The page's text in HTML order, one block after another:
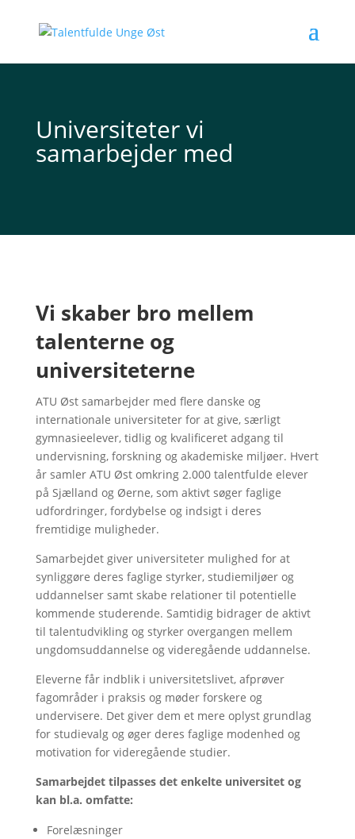
Universiteter vi
samarbejder med
Vi skaber bro mellem
talenterne og
universiteterne
ATU Øst samarbejder med flere danske og
internationale universiteter for at give, særligt
gymnasieelever, tidlig og kvalificeret adgang til
undervisning, forskning og akademiske miljøer. Hvert
år samler ATU Øst omkring 2.000 talentfulde elever
på Sjælland og Øerne, som aktivt søger faglige
udfordringer, fordybelse og indsigt i deres
fremtidige muligheder.
Samarbejdet giver universiteter mulighed for at
synliggøre deres faglige styrker, studiemiljøer og
uddannelser samt skabe relationer til potentielle
kommende studerende. Samtidig bidrager de aktivt
til talentudvikling og styrker overgangen mellem
ungdomsuddannelse og videregående uddannelse.
Eleverne får indblik i universitetslivet, afprøver
fagområder i praksis og møder forskere og
undervisere. Det giver dem et mere oplyst grundlag
for studievalg og øger deres faglige modenhed og
motivation for videregående studier.
Samarbejdet tilpasses det enkelte universitet og
kan bl.a. omfatte:
Forelæsninger